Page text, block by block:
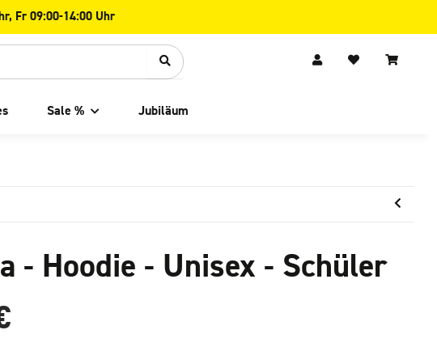
Fr 09:00-14:00 Uhr
Sale % Jubiläum
- Hoodie - Unisex - Schüler